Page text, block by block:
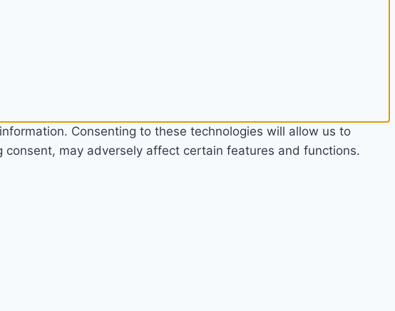
Consenting to these technologies will allow us to
may adversely affect certain features and functions.